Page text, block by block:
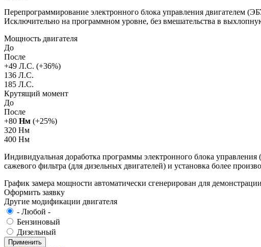
Перепрограммирование электронного блока управления двигателем
Исключительно на программном уровне, без вмешательства в
Мощность двигателя
До
После
+49 Л.С. (+36%)
136 Л.С.
185 Л.С.
Крутящий момент
До
После
+80 Нм (+25%)
320 Нм
400 Нм
Индивидуальная доработка программы электронного блока
сажевого фильтра (для дизельных двигателей) и установка более
График замера мощности автоматически сгенерирован для
Оформить заявку
Другие модификации двигателя
- Любой -
Бензиновый
Дизельный